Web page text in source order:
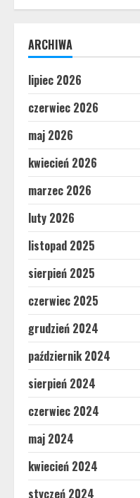
ARCHIWA
lipiec 2026
czerwiec 2026
maj 2026
kwiecień 2026
marzec 2026
luty 2026
listopad 2025
sierpień 2025
czerwiec 2025
grudzień 2024
październik 2024
sierpień 2024
czerwiec 2024
maj 2024
kwiecień 2024
styczeń 2024